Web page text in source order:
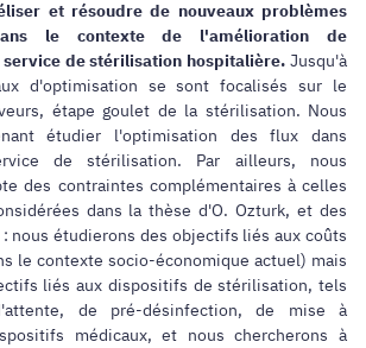
et résoudre de nouveaux problèmes
le contexte de l'amélioration de
de stérilisation hospitalière.Jusqu'à
d'optimisation se sont focalisés sur le
étape goulet de la stérilisation. Nous
étudier l'optimisation des flux dans
de stérilisation. Par ailleurs, nous
des contraintes complémentaires à celles
dans la thèse d'O. Ozturk, et des
nous étudierons des objectifs liés aux coûts
le contexte socio-économique actuel) mais
liés aux dispositifs de stérilisation, tels
de pré-désinfection, de mise à
médicaux, et nous chercherons à